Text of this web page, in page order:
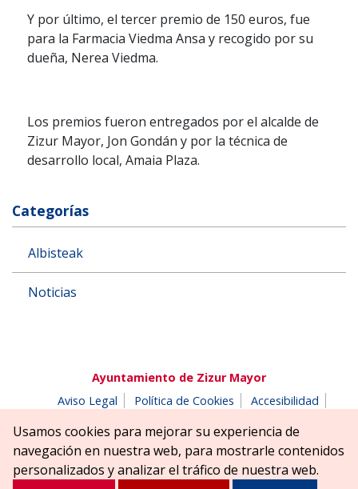
Y por último, el tercer premio de 150 euros, fue
para la Farmacia Viedma Ansa y recogido por su
dueña, Nerea Viedma.
Los premios fueron entregados por el alcalde de
Zizur Mayor, Jon Gondán y por la técnica de
desarrollo local, Amaia Plaza.
Categorías
Albisteak
Noticias
Ayuntamiento de Zizur Mayor
Aviso Legal
Política de Cookies
Accesibilidad
Parque Erreniega parkea, s/n | 31180 Zizur Mayor-Zizur
Nagusia (NAVARRA-NAFARROA)
Tel. 948 181900
ayuntamiento@zizurmayor.es
Usamos cookies para mejorar su experiencia de
navegación en nuestra web, para mostrarle contenidos
personalizados y analizar el tráfico de nuestra web.